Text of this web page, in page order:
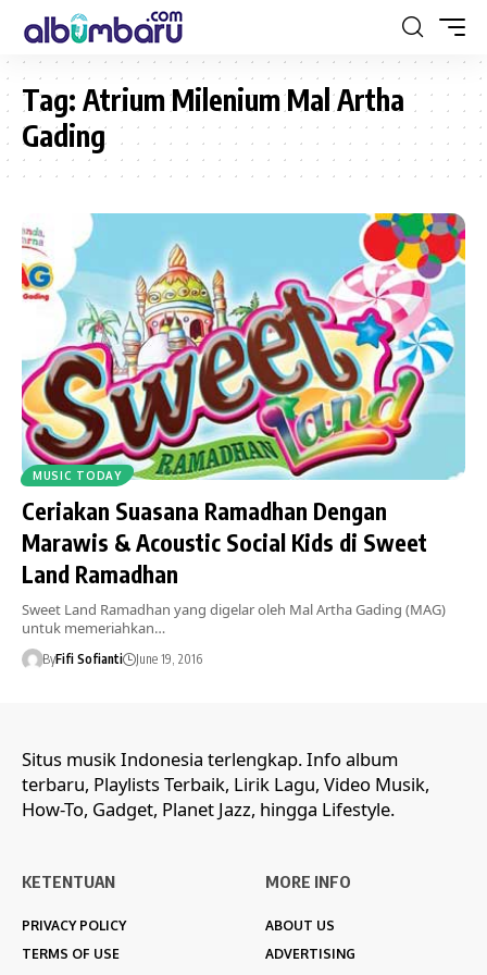
Tag: Atrium Milenium Mal Artha
Gading
MUSIC TODAY
Ceriakan Suasana Ramadhan Dengan
Marawis & Acoustic Social Kids di Sweet
Land Ramadhan
Sweet Land Ramadhan yang digelar oleh Mal Artha Gading (MAG)
untuk memeriahkan…
ByFifi Sofianti June 19, 2016
Situs musik Indonesia terlengkap. Info album
terbaru, Playlists Terbaik, Lirik Lagu, Video Musik,
How-To, Gadget, Planet Jazz, hingga Lifestyle.
KETENTUAN
PRIVACY POLICY
TERMS OF USE
MORE INFO
ABOUT US
ADVERTISING